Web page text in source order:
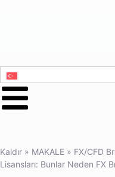
Kaldır » MAKALE » FX/CFD
Lisansları: Bunlar Neden FX